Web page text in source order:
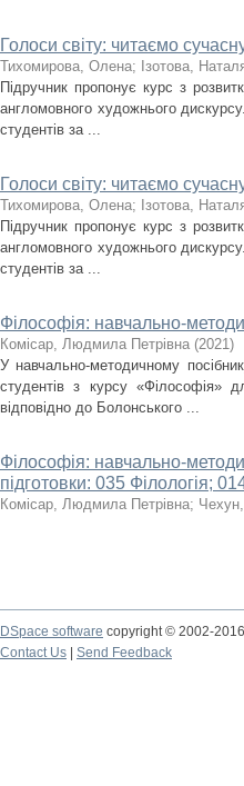
Голоси світу: читаємо
Тихомирова, Олена; Ізотова,
Підручник пропонує курс з
англомовного художнього
студентів за ...
Голоси світу: читаємо
Тихомирова, Олена; Ізотова,
Підручник пропонує курс з
англомовного художнього
студентів за ...
Філософія: навчально-
Комісар, Людмила Петрівна (2021)
У навчально-методичному
студентів з курсу «Філософія»
відповідно до Болонського ...
Філософія: навчально-
підготовки: 035 Філологія;
Комісар, Людмила Петрівна;
DSpace software copyright © 2002-2016
Contact Us
Send Feedback